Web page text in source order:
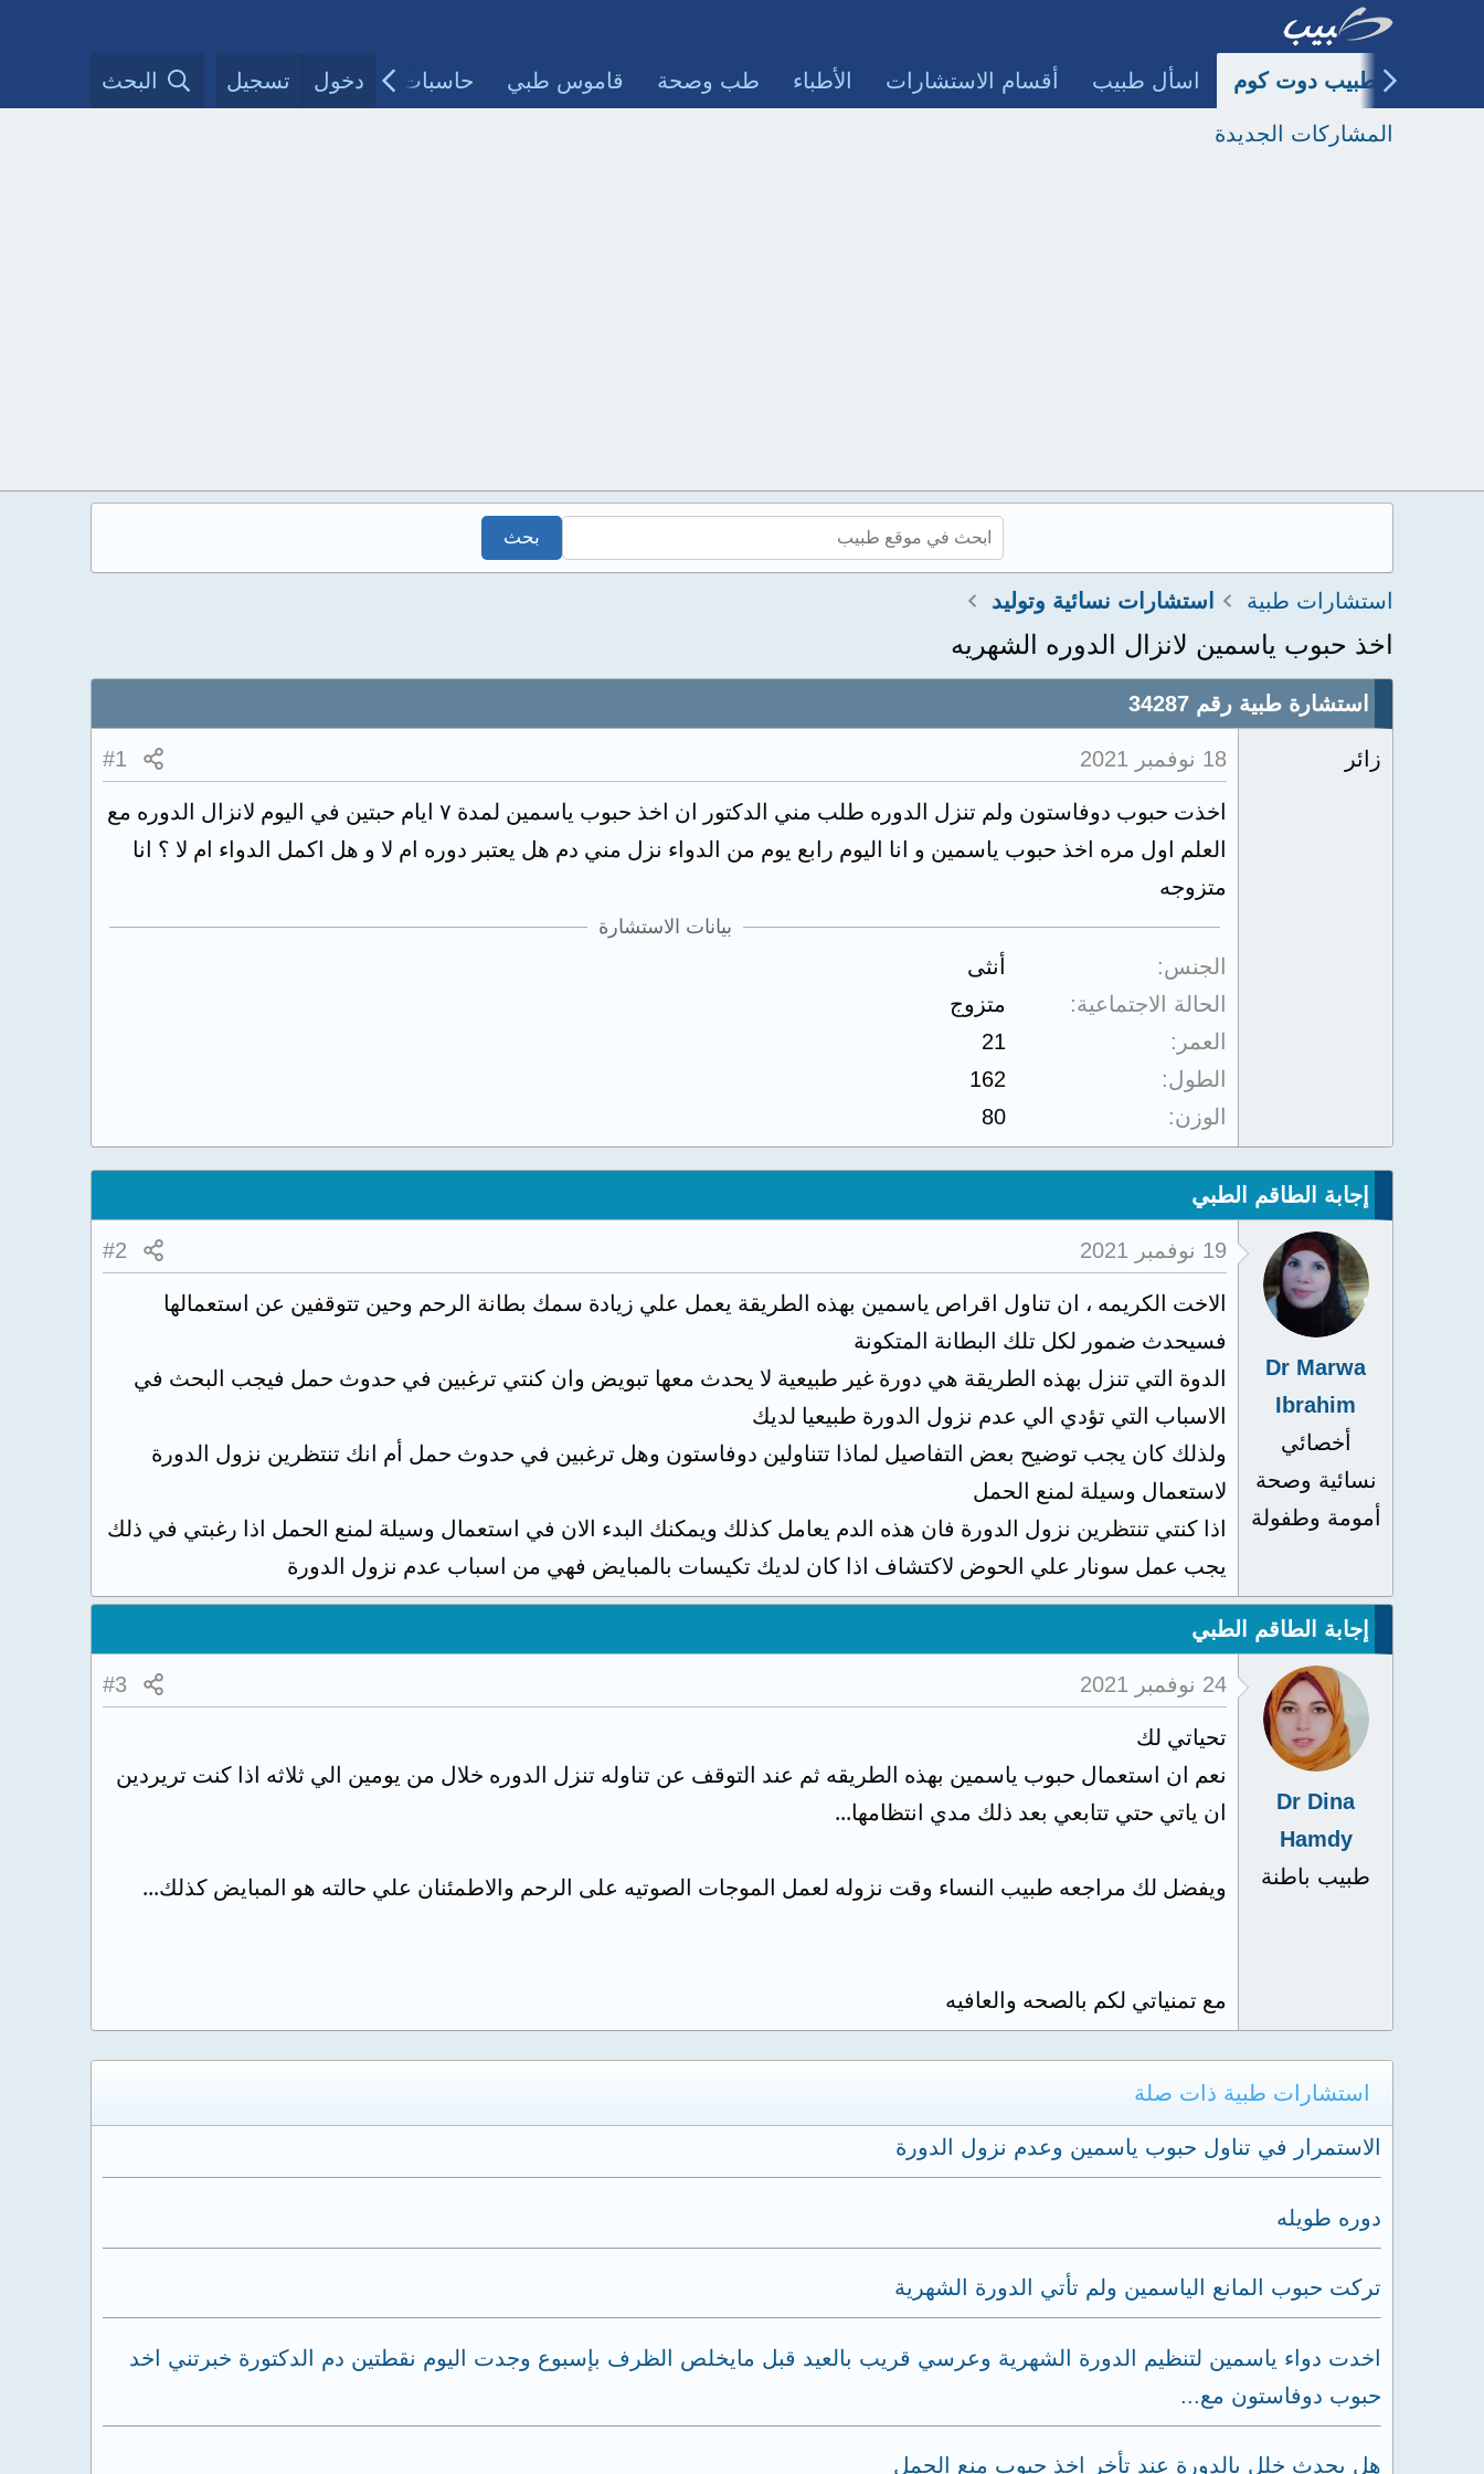
طبيب دوت كوم اسأل طبيب أقسام الاستشارات الأطباء طب وصحة قاموس طبي حاسبات طبية مقالات الأطباءدخول تسجيل البحث
المشاركات الجديدة
استشارات طبية استشارات نسائية وتوليد
اخذ حبوب ياسمين لانزال الدوره الشهريه
استشارة طبية رقم 34287
زائر 18 نوفمبر 2021 #1
اخذت حبوب دوفاستون ولم تنزل الدوره طلب مني الدكتور ان اخذ حبوب ياسمين لمدة ٧ ايام حبتين في اليوم لانزال الدوره مع
العلم اول مره اخذ حبوب ياسمين و انا اليوم رابع يوم من الدواء نزل مني دم هل يعتبر دوره ام لا و هل اكمل الدواء ام لا ؟ انا
متزوجه
بيانات الاستشارة
الجنس
أنثى
الحالة الاجتماعية
متزوج
العمر
21
الطول
162
الوزن
80
إجابة الطاقم الطبي
Dr Marwa
Ibrahim
أخصائي
نسائية وصحة
أمومة وطفولة
19 نوفمبر 2021 #2
الاخت الكريمه ، ان تناول اقراص ياسمين بهذه الطريقة يعمل علي زيادة سمك بطانة الرحم وحين تتوقفين عن استعمالها
فسيحدث ضمور لكل تلك البطانة المتكونة
الدوة التي تنزل بهذه الطريقة هي دورة غير طبيعية لا يحدث معها تبويض وان كنتي ترغبين في حدوث حمل فيجب البحث في
الاسباب التي تؤدي الي عدم نزول الدورة طبيعيا لديك
ولذلك كان يجب توضيح بعض التفاصيل لماذا تتناولين دوفاستون وهل ترغبين في حدوث حمل أم انك تنتظرين نزول الدورة
لاستعمال وسيلة لمنع الحمل
اذا كنتي تنتظرين نزول الدورة فان هذه الدم يعامل كذلك ويمكنك البدء الان في استعمال وسيلة لمنع الحمل اذا رغبتي في ذلك
يجب عمل سونار علي الحوض لاكتشاف اذا كان لديك تكيسات بالمبايض فهي من اسباب عدم نزول الدورة
إجابة الطاقم الطبي
Dr Dina
Hamdy
طبيب باطنة
24 نوفمبر 2021 #3
تحياتي لك
نعم ان استعمال حبوب ياسمين بهذه الطريقه ثم عند التوقف عن تناوله تنزل الدوره خلال من يومين الي ثلاثه اذا كنت تريردين
ان ياتي حتي تتابعي بعد ذلك مدي انتظامها...
ويفضل لك مراجعه طبيب النساء وقت نزوله لعمل الموجات الصوتيه على الرحم والاطمئنان علي حالته هو المبايض كذلك...
مع تمنياتي لكم بالصحه والعافيه
استشارات طبية ذات صلة
الاستمرار في تناول حبوب ياسمين وعدم نزول الدورة
دوره طويله
تركت حبوب المانع الياسمين ولم تأتي الدورة الشهرية
اخدت دواء ياسمين لتنظيم الدورة الشهرية وعرسي قريب بالعيد قبل مايخلص الظرف بإسبوع وجدت اليوم نقطتين دم الدكتورة خبرتني اخد
حبوب دوفاستون مع...
هل يحدث خلل بالدورة عند تأخر اخذ حبوب منع الحمل